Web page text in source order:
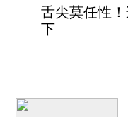
舌尖莫任性
下